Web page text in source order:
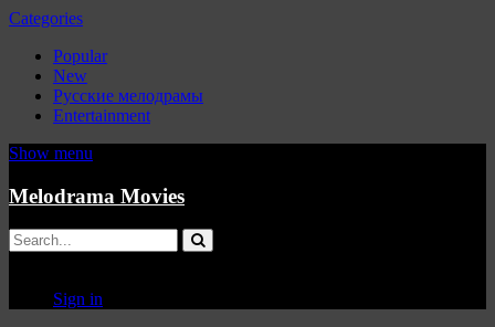
Categories
Popular
New
Русские мелодрамы
Entertainment
Show menu
Melodrama Movies
Sign in